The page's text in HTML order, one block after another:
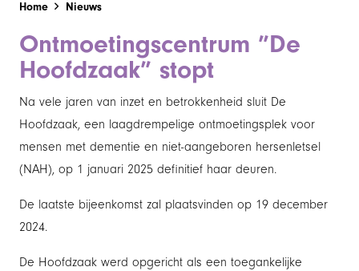
Home Nieuws
Ontmoetingscentrum ”De
Hoofdzaak” stopt
Na vele jaren van inzet en betrokkenheid sluit De
Hoofdzaak, een laagdrempelige ontmoetingsplek voor
mensen met dementie en niet-aangeboren hersenletsel
(NAH), op 1 januari 2025 definitief haar deuren.
De laatste bijeenkomst zal plaatsvinden op 19 december
2024.
De Hoofdzaak werd opgericht als een toegankelijke